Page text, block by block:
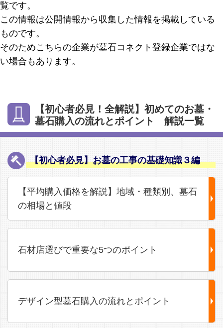
覧です。
この情報は公開情報から収集した情報を掲載している
ものです。
そのためこちらの企業が墓石コネクト登録企業ではな
い場合もあります。
【初心者必見！全解説】初めてのお墓・
墓石購入の流れとポイント 解説一覧
【初心者必見】お墓の工事の基礎知識３編
【平均購入価格を解説】地域・種類別、墓石
の相場と値段
石材店選びで重要な5つのポイント
デザイン型墓石購入の流れとポイント